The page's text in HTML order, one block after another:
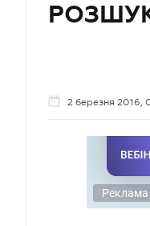
2 березня 2016,
Реклама